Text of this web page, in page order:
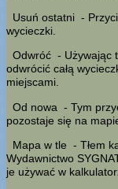
Usuń ostatni -
wycieczki.
Odwróć - Używając
odwrócić całą
miejscami.
Od nowa - Tym
pozostaje się na
Mapa w tle - Tłem
Wydawnictwo
je używać w